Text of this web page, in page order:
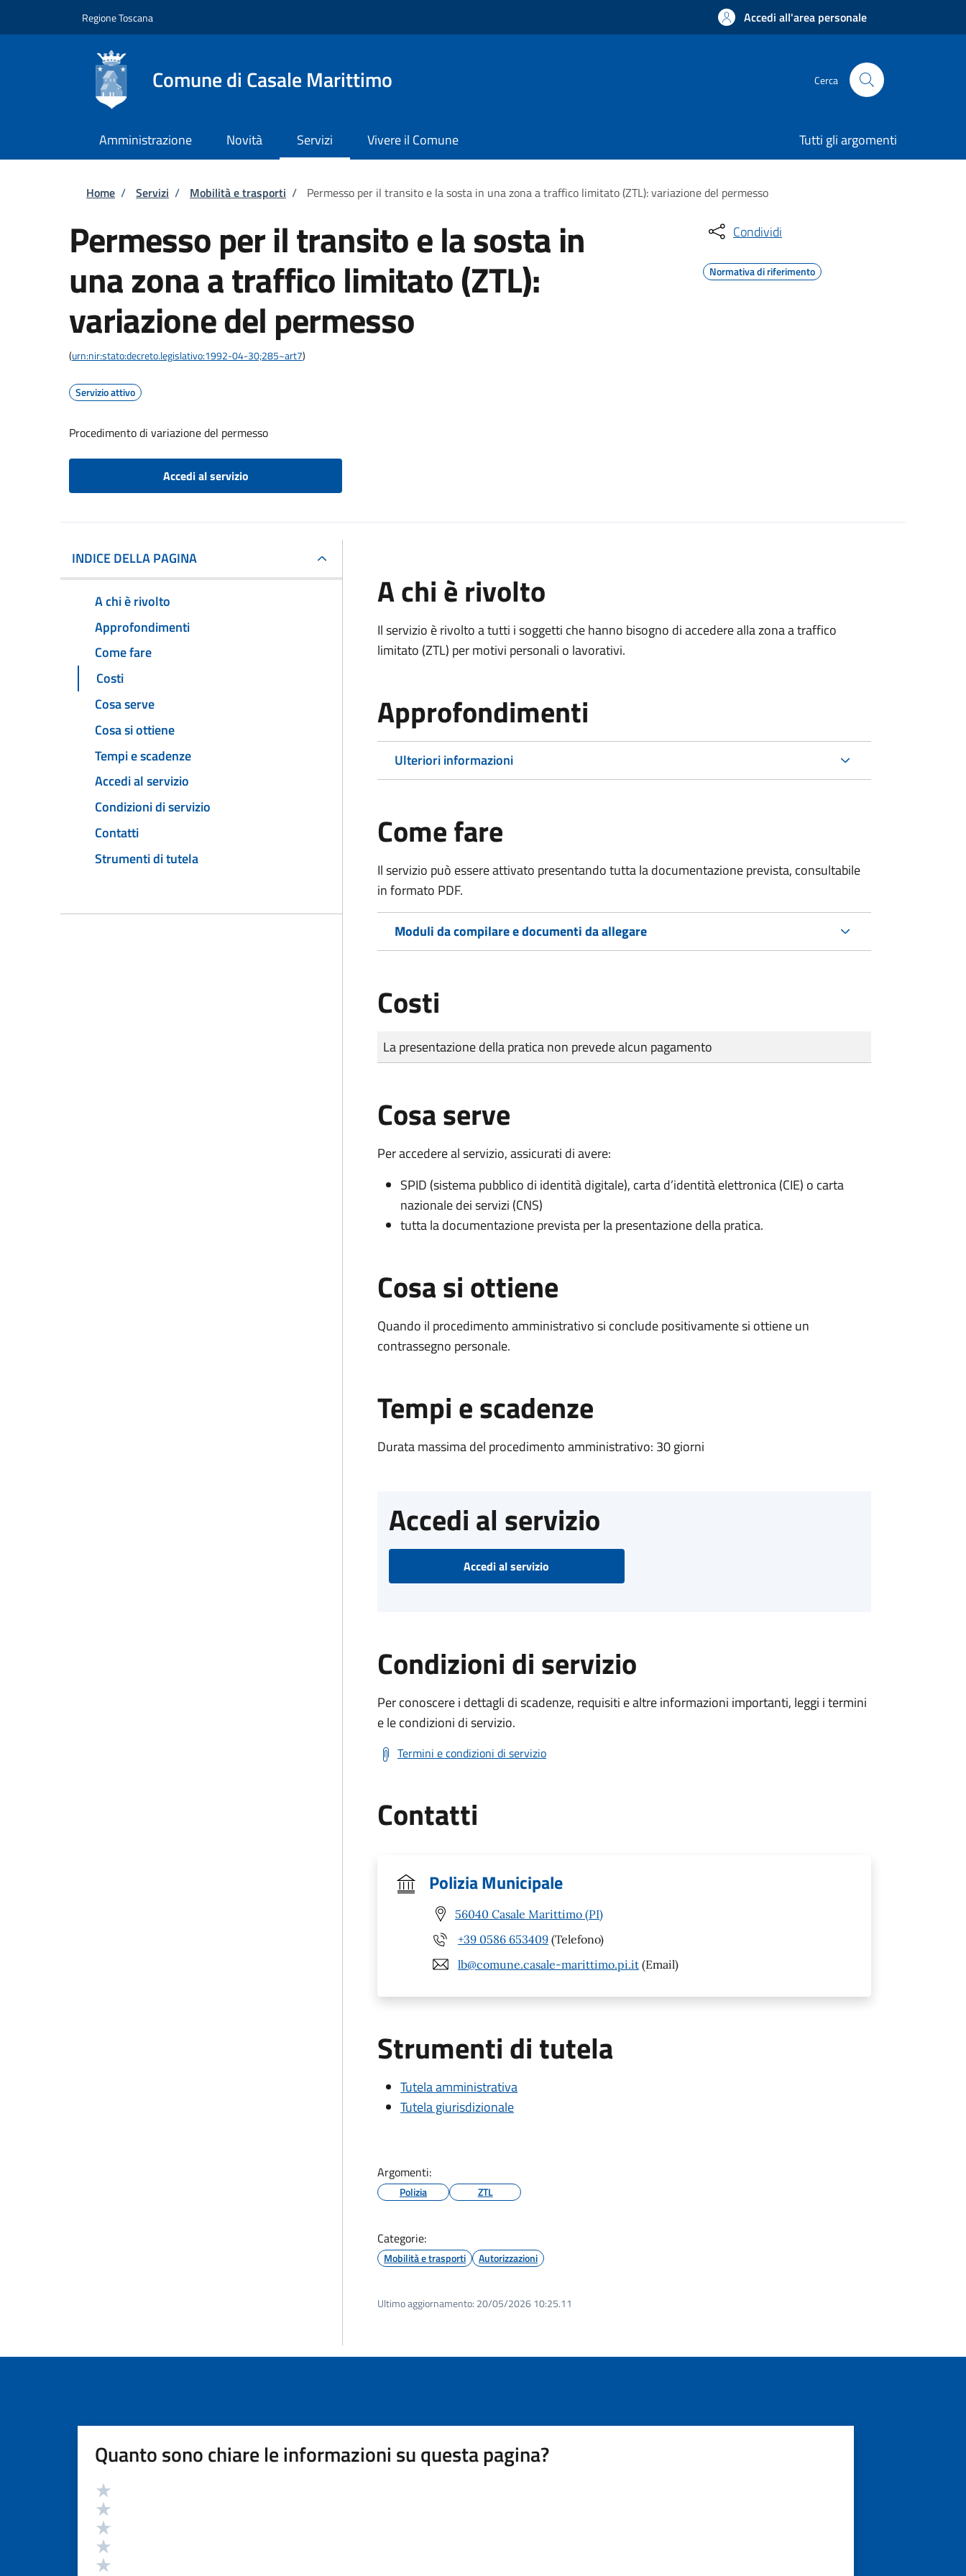
Regione Toscana Accedi all'area personale
Comune di Casale Marittimo Cerca
Amministrazione Novità Servizi Vivere il Comune Tutti gli argomenti
Briciole di pane
Home / Servizi / Mobilità e trasporti / Permesso per il transito e la sosta in una zona a traffico limitato (ZTL): variazione del permesso
Permesso per il transito e la sosta in
una zona a traffico limitato (ZTL):
variazione del permesso
(urn:nir:stato:decreto.legislativo:1992-04-30;285~art7)
Servizio attivo
Procedimento di variazione del permesso
Accedi al servizio
Condividi
Normativa di riferimento
INDICE DELLA PAGINA
A chi è rivolto
Approfondimenti
Come fare
Costi
Cosa serve
Cosa si ottiene
Tempi e scadenze
Accedi al servizio
Condizioni di servizio
Contatti
Strumenti di tutela
A chi è rivolto
Il servizio è rivolto a tutti i soggetti che hanno bisogno di accedere alla zona a traffico
limitato (ZTL) per motivi personali o lavorativi.
Approfondimenti
Ulteriori informazioni
Come fare
Il servizio può essere attivato presentando tutta la documentazione prevista, consultabile
in formato PDF.
Moduli da compilare e documenti da allegare
Costi
Tipo di pagamento
Importo
La presentazione della pratica non prevede alcun pagamento
Cosa serve
Per accedere al servizio, assicurati di avere:
SPID (sistema pubblico di identità digitale), carta d’identità elettronica (CIE) o carta
nazionale dei servizi (CNS)
tutta la documentazione prevista per la presentazione della pratica.
Cosa si ottiene
Quando il procedimento amministrativo si conclude positivamente si ottiene un
contrassegno personale.
Tempi e scadenze
Durata massima del procedimento amministrativo: 30 giorni
Accedi al servizio
Accedi al servizio
Condizioni di servizio
Per conoscere i dettagli di scadenze, requisiti e altre informazioni importanti, leggi i termini
e le condizioni di servizio.
Termini e condizioni di servizio
Contatti
Polizia Municipale
56040 Casale Marittimo (PI)
+39 0586 653409 (Telefono)
lb@comune.casale-marittimo.pi.it (Email)
Strumenti di tutela
Tutela amministrativa
Tutela giurisdizionale
Argomenti:
Polizia ZTL
Categorie:
Mobilità e trasporti Autorizzazioni
Ultimo aggiornamento: 20/05/2026 10:25.11
Quanto sono chiare le informazioni su questa pagina?
Valutazione